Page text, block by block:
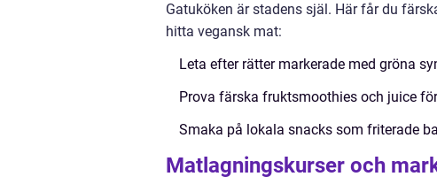
Gatuköken är stadens själ. Här får du
hitta vegansk mat:
Leta efter rätter markerade med gröna
Prova färska fruktsmoothies och juice
Smaka på lokala snacks som friterade
Matlagningskurser och